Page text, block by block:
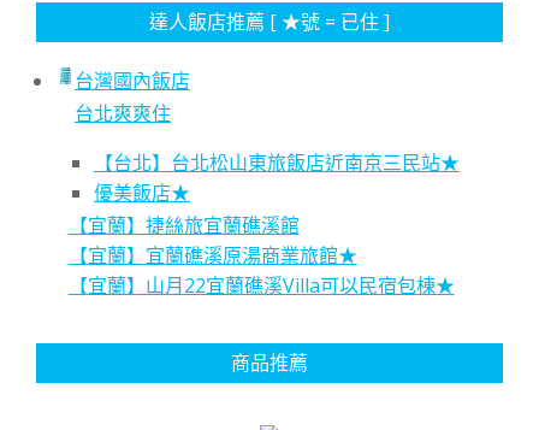
達人飯店推薦 [ ★號 = 已住 ]
台灣國內飯店
台北爽爽住
【台北】台北松山東旅飯店近南京三民站★
優美飯店★
【宜蘭】捷絲旅宜蘭礁溪館
【宜蘭】宜蘭礁溪原湯商業旅館★
【宜蘭】山月22宜蘭礁溪Villa可以民宿包棟★
商品推薦